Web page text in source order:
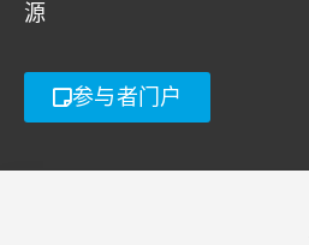
源
参与者门户